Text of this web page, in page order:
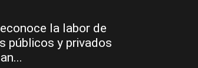
la labor de
públicos y privados